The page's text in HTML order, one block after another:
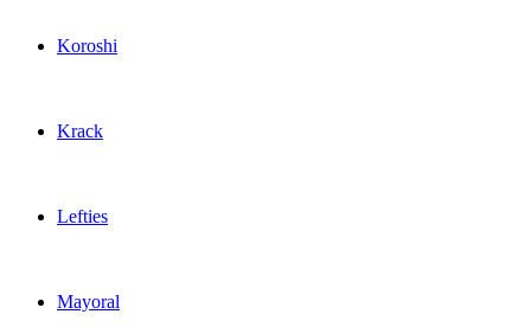
Koroshi
Krack
Lefties
Mayoral